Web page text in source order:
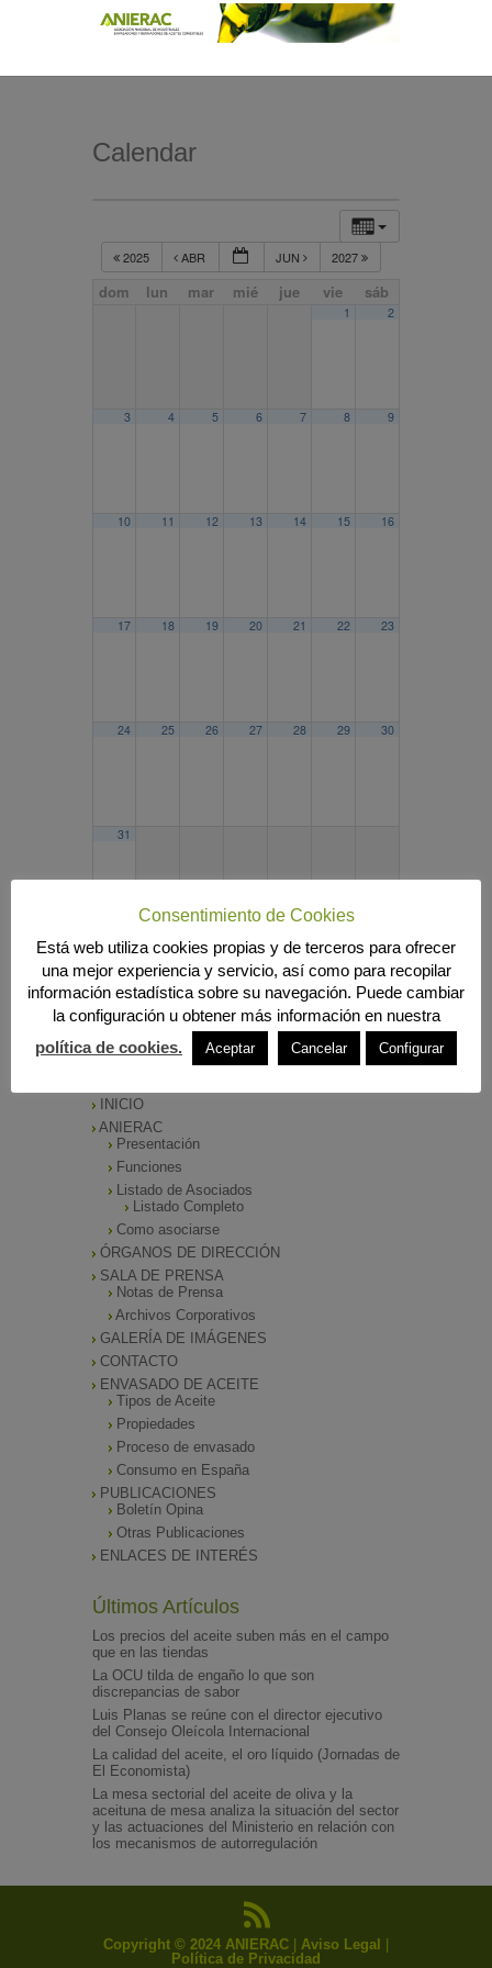
Calendar
2025 ABR JUN 2027
dom lun mar mié jue vie sáb
1 2
3 4 5 6 7 8 9
10 11 12 13 14 15 16
17 18 19 20 21 22 23
24 25 26 27 28 29 30
31
2025 ABR JUN 2027
Búsqueda
INICIO
ANIERAC
Presentación
Funciones
Listado de Asociados
Listado Completo
Como asociarse
ÓRGANOS DE DIRECCIÓN
SALA DE PRENSA
Notas de Prensa
Archivos Corporativos
GALERÍA DE IMÁGENES
CONTACTO
ENVASADO DE ACEITE
Tipos de Aceite
Propiedades
Proceso de envasado
Consumo en España
PUBLICACIONES
Boletín Opina
Otras Publicaciones
ENLACES DE INTERÉS
Últimos Artículos
Los precios del aceite suben más en el campo
que en las tiendas
La OCU tilda de engaño lo que son
discrepancias de sabor
Luis Planas se reúne con el director ejecutivo
del Consejo Oleícola Internacional
La calidad del aceite, el oro líquido (Jornadas de
El Economista)
La mesa sectorial del aceite de oliva y la
aceituna de mesa analiza la situación del sector
y las actuaciones del Ministerio en relación con
los mecanismos de autorregulación
Copyright © 2024 ANIERAC Aviso Legal
Política de Privacidad
Consentimiento de Cookies
Está web utiliza cookies propias y de terceros para ofrecer
una mejor experiencia y servicio, así como para recopilar
información estadística sobre su navegación. Puede cambiar
la configuración u obtener más información en nuestra
política de cookies.
Aceptar Cancelar Configurar